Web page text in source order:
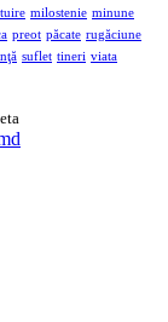
milostenie minune
preot păcate rugăciune
suflet tineri viata